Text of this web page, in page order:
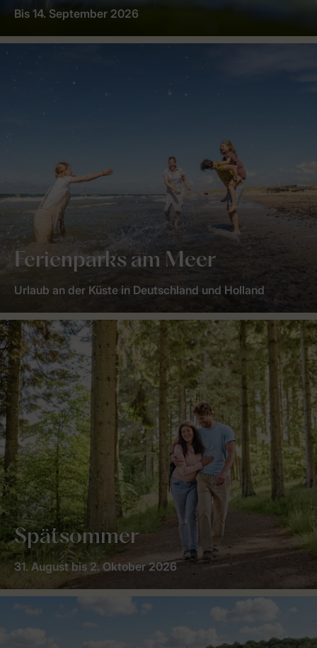
Bis 14. September 2026
Ferienparks am Meer
Urlaub an der Küste in Deutschland und Holland
Spätsommer
31. August bis 2. Oktober 2026